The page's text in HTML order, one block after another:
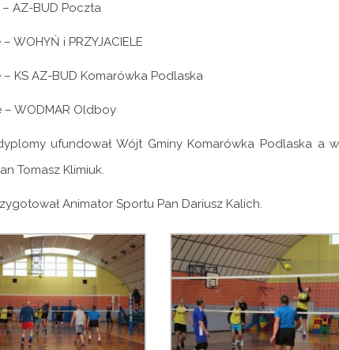
– AZ-BUD Poczta
WOHYŃ i PRZYJACIELE
– KS AZ-BUD Komarówka Podlaska
– WODMAR Oldboy
ufundował Wójt Gminy Komarówka Podlaska a
Tomasz Klimiuk.
Animator Sportu Pan Dariusz Kalich.